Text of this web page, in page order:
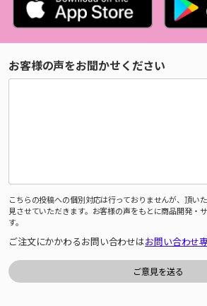
お客様の声をお聞かせください
こちらの投稿への個別対応は行っておりませんが、頂い
見させていただきます。お客様の声をもとに商品開発・
す。
ご注文にかかわるお問い合わせはお問い合わせ